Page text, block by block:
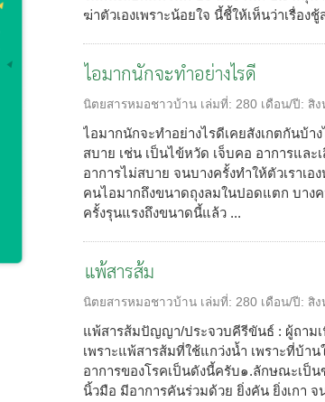
ฆ่าตัวเองเพราะน้อยใจ นี้ชี้ให้เห็นว่าเรื่อ
ไอมากนักจะทำอย่างไรดี
นิตยสารหมอชาวบ้าน เล่มที่: 280 เดือน/ปี: สิ
ไอมากนักจะทำอย่างไรดีเคยสังเกตกันบ้า
สบาย เช่น เป็นไข้หวัด เจ็บคอ อาการแล
อาการไม่สบาย จนบางครั้งทำให้ตัวเราเ
คนไอมากถึงขนาดถุงลมในปอดแตก บาง
ครั้งรุนแรงถึงขนาดนี้แล้ว ...
แพ้สารส้ม
นิตยสารหมอชาวบ้าน เล่มที่: 280 เดือน/ปี: สิ
แพ้สารส้มปัญญา/ประจวบคีรีขันธ์ : ผู้ถาม
เพราะแพ้สารส้มที่ใช้แกว่งน้ำ เพราะที่บ้
อาการของโรคเป็นดังนี้ครับ๑.ลักษณะเป็
นิ้วมือ มีอาการคันร่วมด้วย ยิ่งคัน ยิ่งเกา